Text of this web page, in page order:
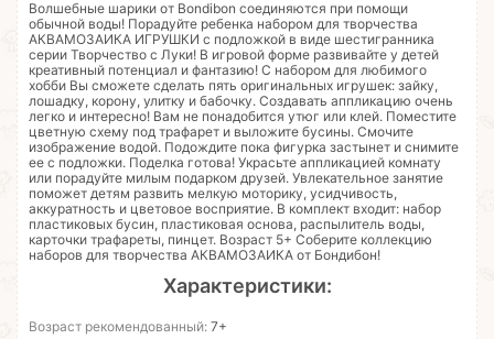
Волшебные шарики от Bondibon соединяются при помощи
обычной воды! Порадуйте ребенка набором для творчества
АКВАМОЗАИКА ИГРУШКИ с подложкой в виде шестигранника
серии Творчество с Луки! В игровой форме развивайте у детей
креативный потенциал и фантазию! С набором для любимого
хобби Вы сможете сделать пять оригинальных игрушек: зайку,
лошадку, корону, улитку и бабочку. Создавать аппликацию очень
легко и интересно! Вам не понадобится утюг или клей. Поместите
цветную схему под трафарет и выложите бусины. Смочите
изображение водой. Подождите пока фигурка застынет и снимите
ее с подложки. Поделка готова! Украсьте аппликацией комнату
или порадуйте милым подарком друзей. Увлекательное занятие
поможет детям развить мелкую моторику, усидчивость,
аккуратность и цветовое восприятие. В комплект входит: набор
пластиковых бусин, пластиковая основа, распылитель воды,
карточки трафареты, пинцет. Возраст 5+ Соберите коллекцию
наборов для творчества АКВАМОЗАИКА от Бондибон!
Характеристики:
Возраст рекомендованный: 7+